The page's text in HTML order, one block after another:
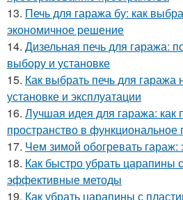
13. Печь для гаража бу: как
экономичное решение
14. Дизельная печь для гаража:
выбору и установке
15. Как выбрать печь для гаража
установке и эксплуатации
16. Лучшая идея для гаража: как
пространство в
17. Чем зимой обогревать
18. Как быстро убрать царапины
эффективные методы
19. Как убрать царапины с